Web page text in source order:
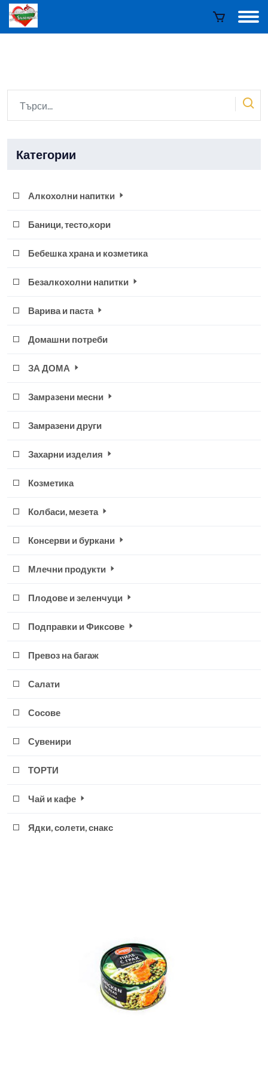
Категории
Алкохолни напитки
Баници, тесто,кори
Бебешка храна и козметика
Безалкохолни напитки
Варива и паста
Домашни потреби
ЗА ДОМА
Замрaзени месни
Замразени други
Захарни изделия
Козметика
Колбаси, мезета
Консерви и буркани
Млечни продукти
Плодове и зеленчуци
Подправки и Фиксове
Превоз на багаж
Салати
Сосове
Сувенири
ТОРТИ
Чай и кафе
Ядки, солети, снакс